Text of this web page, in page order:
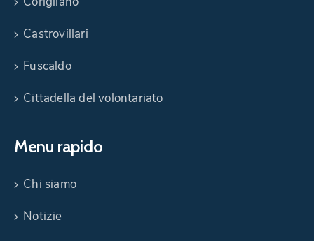
Castrovillari
Fuscaldo
Cittadella del volontariato
Menu rapido
Chi siamo
Notizie